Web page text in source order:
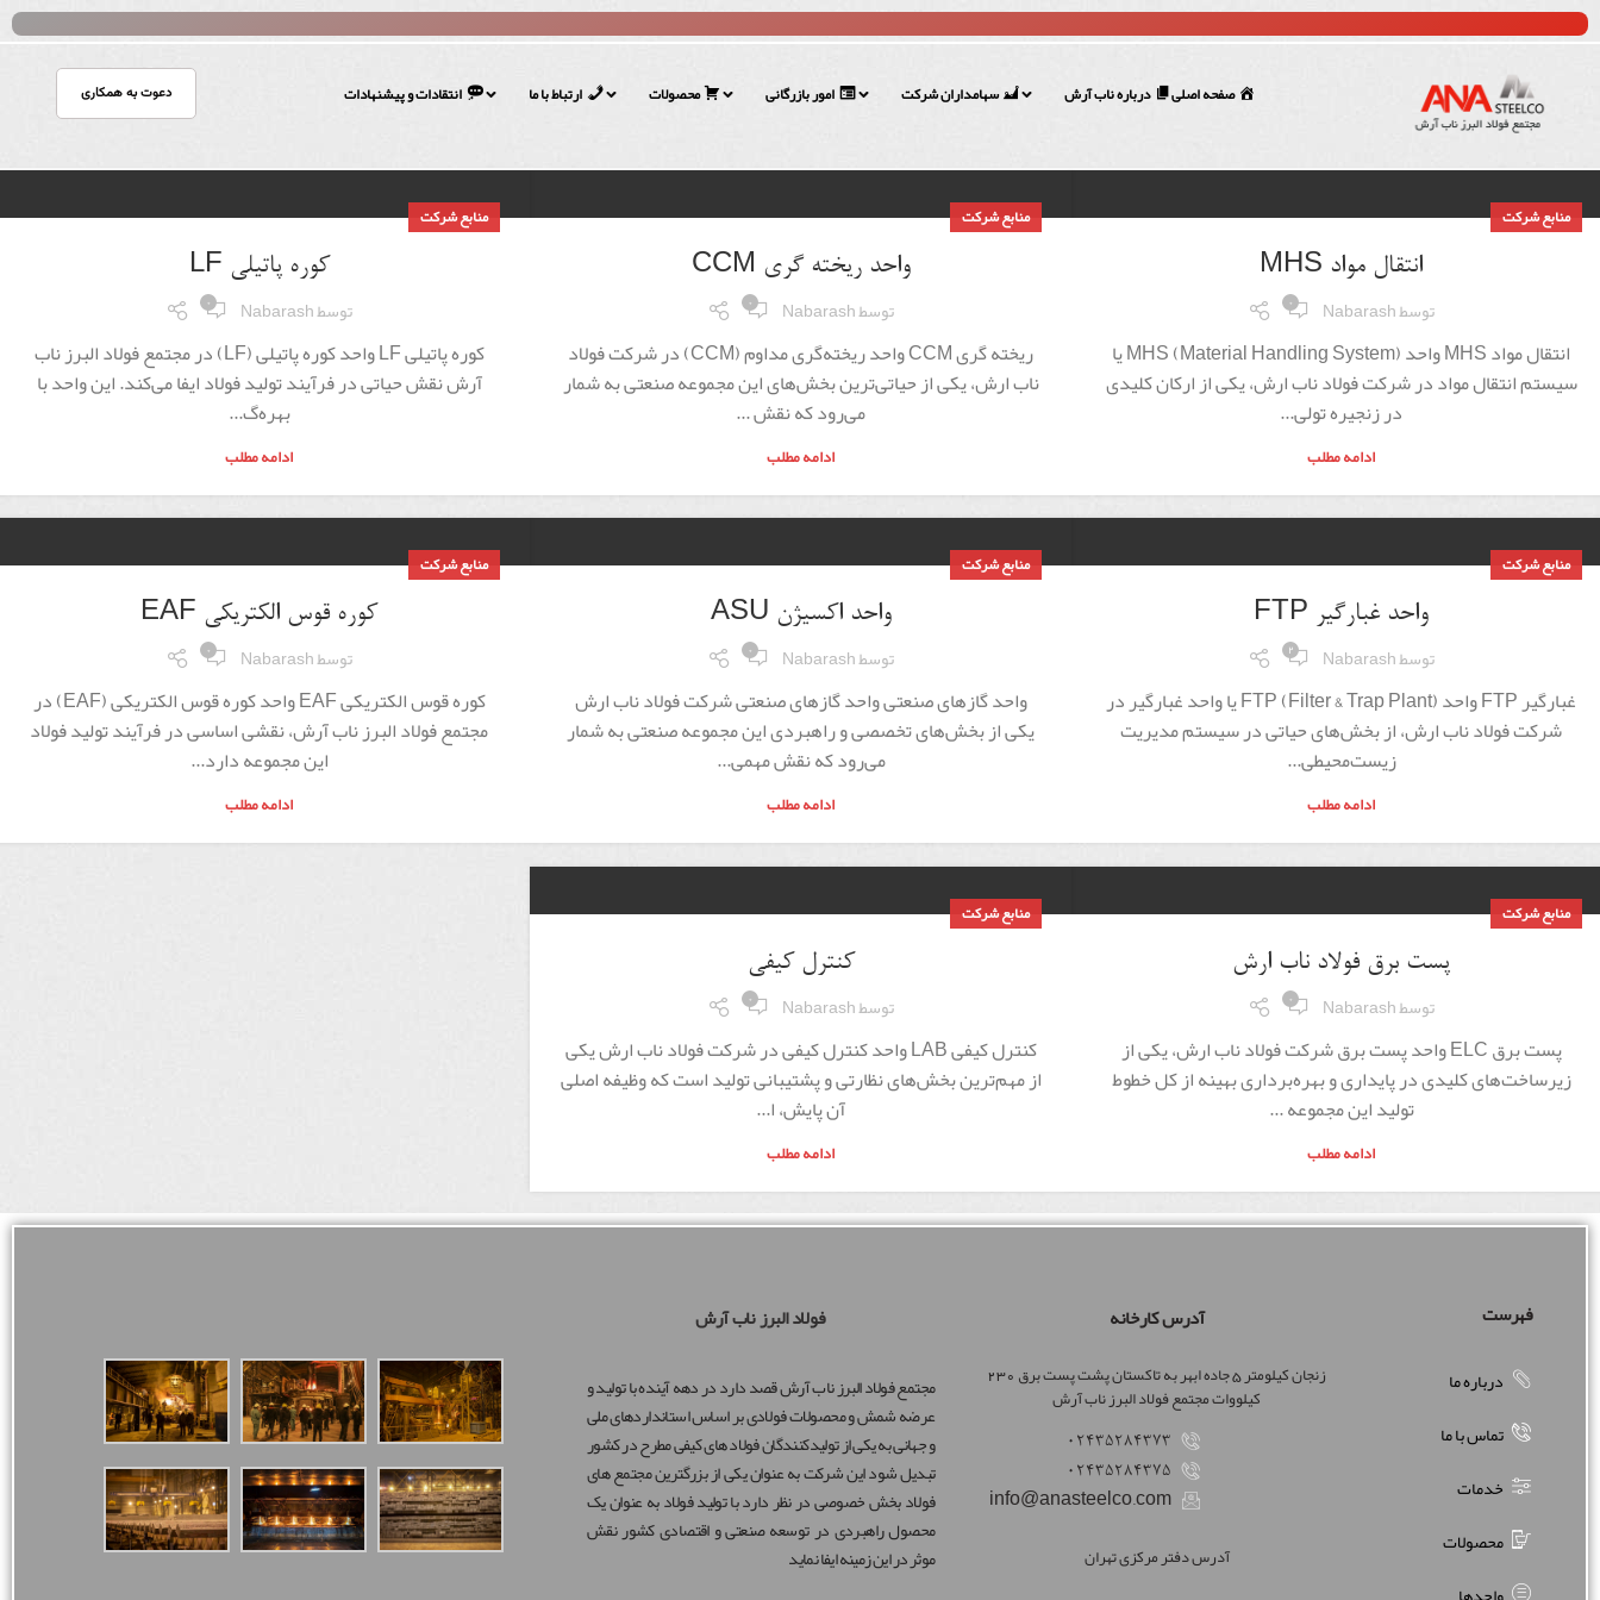
صفحه اصلی درباره ناب آرش سهامداران شرکت امور بازرگانی محصولات ارتباط با ما انتقادات و پیشنهادات دعوت به همکاری
منابع شرکت
انتقال مواد MHS
توسطNabarash ۰
انتقال مواد MHS واحد MHS (Material Handling System) یا
سیستم انتقال مواد در شرکت فولاد ناب ارش، یکی از ارکان کلیدی
در زنجیره تولی...
ادامه مطلب
منابع شرکت
واحد ریخته گری CCM
توسطNabarash ۰
ریخته گری CCM واحد ریخته‌گری مداوم (CCM) در شرکت فولاد
ناب ارش، یکی از حیاتی‌ترین بخش‌های این مجموعه صنعتی به شمار
می‌رود که نقش ...
ادامه مطلب
منابع شرکت
کوره پاتیلی LF
توسطNabarash ۰
کوره پاتیلی LF واحد کوره پاتیلی (LF) در مجتمع فولاد البرز ناب
آرش نقش حیاتی در فرآیند تولید فولاد ایفا می‌کند. این واحد با
بهره‌گ...
ادامه مطلب
منابع شرکت
واحد غبارگیر FTP
توسطNabarash ۲
غبارگیر FTP واحد FTP (Filter & Trap Plant) یا واحد غبارگیر در
شرکت فولاد ناب ارش، از بخش‌های حیاتی در سیستم مدیریت
زیست‌محیطی...
ادامه مطلب
منابع شرکت
واحد اکسیژن ASU
توسطNabarash ۰
واحد گازهای صنعتی واحد گازهای صنعتی شرکت فولاد ناب ارش
یکی از بخش‌های تخصصی و راهبردی این مجموعه صنعتی به شمار
می‌رود که نقش مهمی...
ادامه مطلب
منابع شرکت
کوره قوس الکتریکی EAF
توسطNabarash ۰
کوره قوس الکتریکی EAF واحد کوره قوس الکتریکی (EAF) در
مجتمع فولاد البرز ناب آرش، نقشی اساسی در فرآیند تولید فولاد
این مجموعه دارد...
ادامه مطلب
منابع شرکت
پست برق فولاد ناب ارش
توسطNabarash ۰
پست برق ELC واحد پست برق شرکت فولاد ناب ارش، یکی از
زیرساخت‌های کلیدی در پایداری و بهره‌برداری بهینه از کل خطوط
تولید این مجموعه ...
ادامه مطلب
منابع شرکت
کنترل کیفی
توسطNabarash ۰
کنترل کیفی LAB واحد کنترل کیفی در شرکت فولاد ناب ارش یکی
از مهم‌ترین بخش‌های نظارتی و پشتیبانی تولید است که وظیفه اصلی
آن پایش، ا...
ادامه مطلب
فهرست
درباره ما
تماس با ما
خدمات
محصولات
آدرس کارخانه
زنجان کیلومتر 5 جاده ابهر به تاکستان پشت پست برق 230
کیلووات مجتمع فولاد البرز ناب آرش
02435284373
02435284375
info@anasteelco.com
آدرس دفتر مرکزی تهران
فولاد البرز ناب آرش
مجتمع فولاد البرز ناب آرش قصد دارد در دهه آینده با تولید و
عرضه شمش و محصولات فولادی بر اساس استانداردهای ملی
و جهانی به یکی از تولیدکنندگان فولاد های کیفی مطرح در کشور
تبدیل شود این شرکت به عنوان یکی از بزرگترین مجتمع های
فولاد بخش خصوصی در نظر دارد با تولید فولاد به عنوان یک
محصول راهبردی در توسعه صنعتی و اقتصادی کشور نقش
موثر در این زمینه ایفا نماید